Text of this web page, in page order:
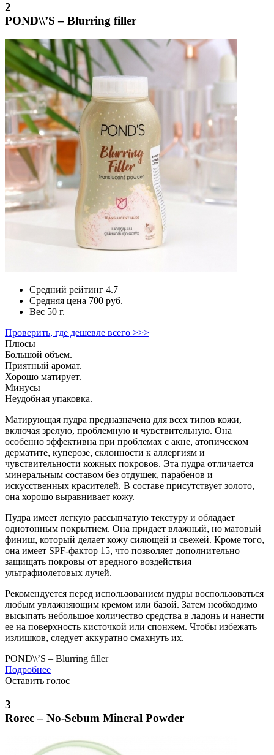
2
POND\\’S – Blurring filler
Средний рейтинг 4.7
Средняя цена 700 руб.
Вес 50 г.
Проверить, где дешевле всего >>>
Плюсы
Большой объем.
Приятный аромат.
Хорошо матирует.
Минусы
Неудобная упаковка.
Матирующая пудра предназначена для всех типов кожи,
включая зрелую, проблемную и чувствительную. Она
особенно эффективна при проблемах с акне, атопическом
дерматите, куперозе, склонности к аллергиям и
чувствительности кожных покровов. Эта пудра отличается
минеральным составом без отдушек, парабенов и
искусственных красителей. В составе присутствует золото,
она хорошо выравнивает кожу.
Пудра имеет легкую рассыпчатую текстуру и обладает
однотонным покрытием. Она придает влажный, но матовый
финиш, который делает кожу сияющей и свежей. Кроме того,
она имеет SPF-фактор 15, что позволяет дополнительно
защищать покровы от вредного воздействия
ультрафиолетовых лучей.
Рекомендуется перед использованием пудры воспользоваться
любым увлажняющим кремом или базой. Затем необходимо
высыпать небольшое количество средства в ладонь и нанести
ее на поверхность кисточкой или спонжем. Чтобы избежать
излишков, следует аккуратно смахнуть их.
POND\\’S – Blurring filler
Подробнее
Оставить голос
3
Rorec – No-Sebum Mineral Powder